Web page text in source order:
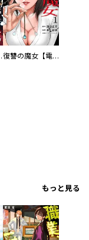
す！【電子単行本版】 復讐の魔女【電子単行本版】
もっと見る